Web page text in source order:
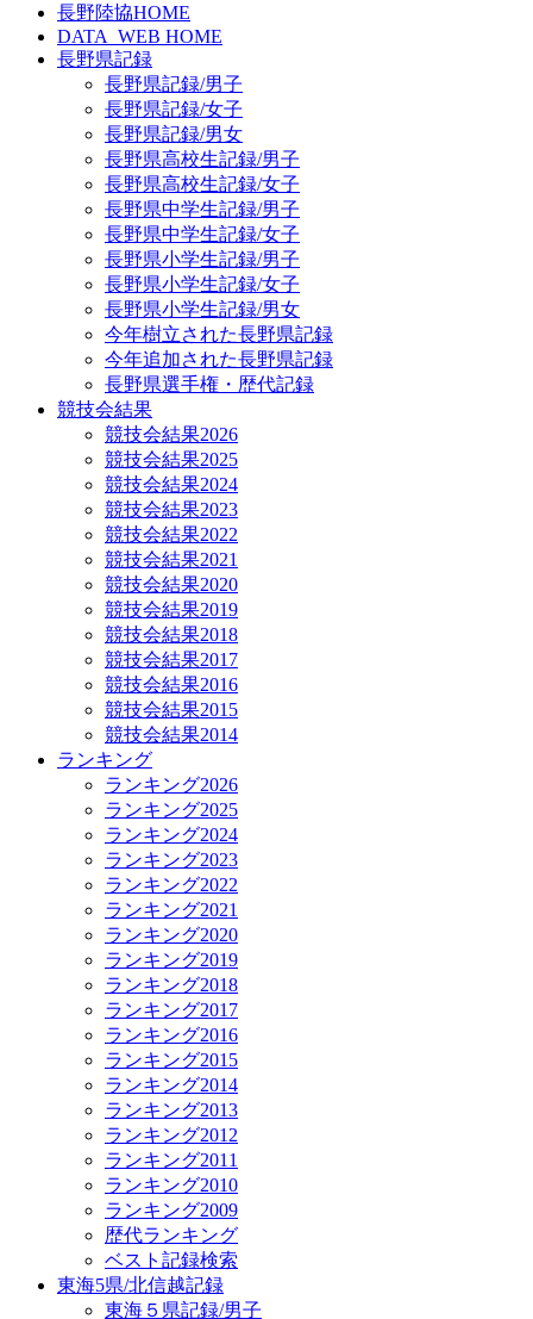
長野陸協HOME
DATA_WEB HOME
長野県記録
長野県記録/男子
長野県記録/女子
長野県記録/男女
長野県高校生記録/男子
長野県高校生記録/女子
長野県中学生記録/男子
長野県中学生記録/女子
長野県小学生記録/男子
長野県小学生記録/女子
長野県小学生記録/男女
今年樹立された長野県記録
今年追加された長野県記録
長野県選手権・歴代記録
競技会結果
競技会結果2026
競技会結果2025
競技会結果2024
競技会結果2023
競技会結果2022
競技会結果2021
競技会結果2020
競技会結果2019
競技会結果2018
競技会結果2017
競技会結果2016
競技会結果2015
競技会結果2014
ランキング
ランキング2026
ランキング2025
ランキング2024
ランキング2023
ランキング2022
ランキング2021
ランキング2020
ランキング2019
ランキング2018
ランキング2017
ランキング2016
ランキング2015
ランキング2014
ランキング2013
ランキング2012
ランキング2011
ランキング2010
ランキング2009
歴代ランキング
ベスト記録検索
東海5県/北信越記録
東海５県記録/男子